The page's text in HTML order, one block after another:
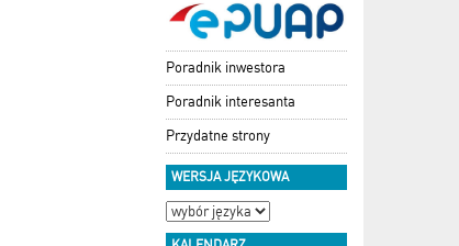
Poradnik inwestora
Poradnik interesanta
Przydatne strony
WERSJA JĘZYKOWA